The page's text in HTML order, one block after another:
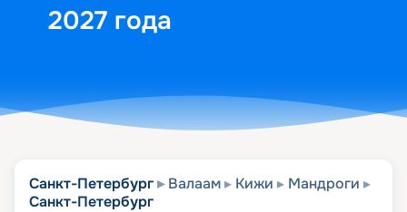
2027 года
Санкт-Петербург Валаам Кижи
Мандроги
Санкт-Петербург